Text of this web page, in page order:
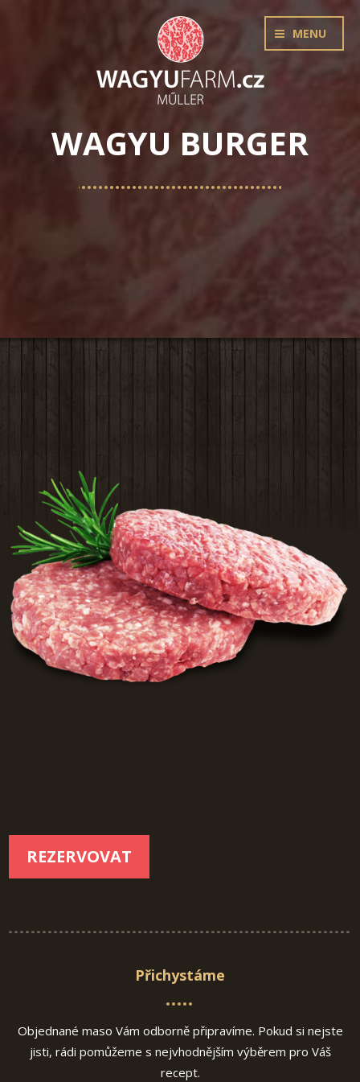
MENU
WAGYU BURGER
REZERVOVAT
Přichystáme
Objednané maso Vám odborně připravíme. Pokud si nejste
jisti, rádi pomůžeme s nejvhodnějším výběrem pro Váš
recept.